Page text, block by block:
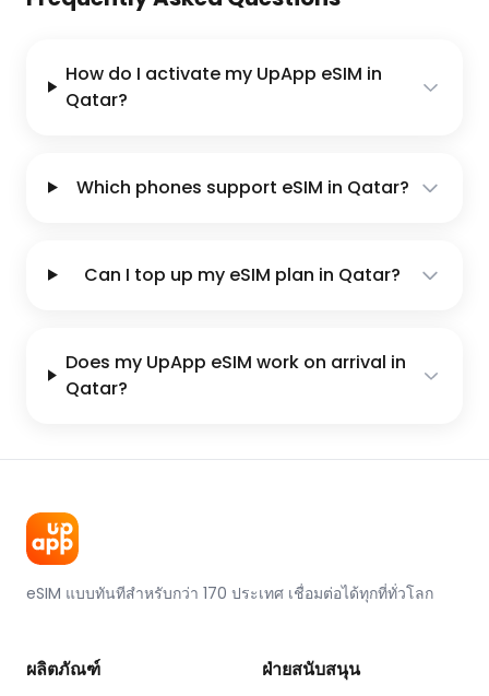
How do I activate my UpApp eSIM in
Qatar?
Which phones support eSIM in Qatar?
Can I top up my eSIM plan in Qatar?
Does my UpApp eSIM work on arrival in
Qatar?
eSIM แบบทันทีสำหรับกว่า 170 ประเทศ เชื่อมต่อได้ทุกที่ทั่วโลก
ผลิตภัณฑ์ ฝ่ายสนับสนุน